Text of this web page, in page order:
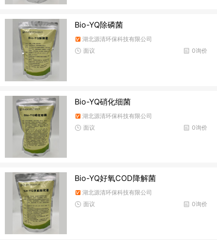
Bio-YQ除磷菌
湖北源清环保科技有限公司
0询价
面议
Bio-YQ硝化细菌
湖北源清环保科技有限公司
0询价
面议
Bio-YQ好氧COD降解菌
湖北源清环保科技有限公司
0询价
面议